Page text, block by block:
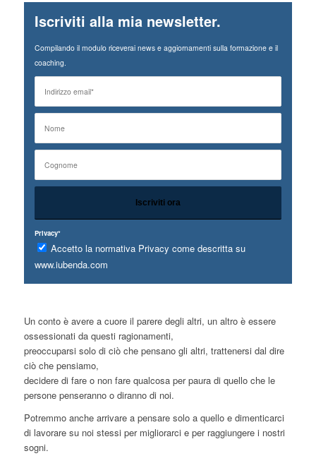
Iscriviti alla mia newsletter.
Compilando il modulo riceverai news e aggiornamenti sulla formazione e il
coaching.
Privacy*
Accetto la normativa Privacy come descritta su
www.iubenda.com
Un conto è avere a cuore il parere degli altri, un altro è essere
ossessionati da questi ragionamenti,
preoccuparsi solo di ciò che pensano gli altri, trattenersi dal dire
ciò che pensiamo,
decidere di fare o non fare qualcosa per paura di quello che le
persone penseranno o diranno di noi.
Potremmo anche arrivare a pensare solo a quello e dimenticarci
di lavorare su noi stessi per migliorarci e per raggiungere i nostri
sogni.